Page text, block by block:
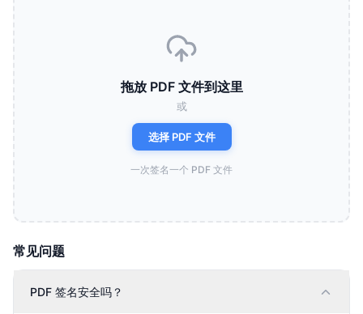
拖放 PDF 文件到这里
或
选择 PDF 文件
一次签名一个 PDF 文件
常见问题
PDF 签名安全吗？